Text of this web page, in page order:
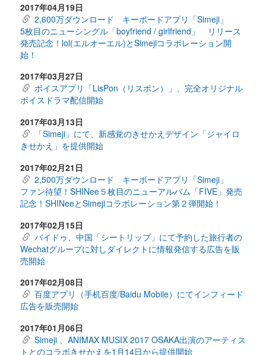
2017年04月19日
2,600万ダウンロード キーボードアプリ「Simeji」
5枚目のニューシングル「boyfriend / girlfriend」 リリース
発売記念！lol(エルオーエル)とSimejiコラボレーション開
始！
2017年03月27日
ボイスアプリ「LisPon（リスポン）」、完全オリジナル
ボイスドラマ配信開始
2017年03月13日
「Simeji」にて、新感覚のきせかえデザイン「ジャイロ
きせかえ」を提供開始
2017年02月21日
2,500万ダウンロード キーボードアプリ「Simeji」
ファン待望！SHINee５枚目のニューアルバム「FIVE」発売
記念！SHINeeとSimejiコラボレーション第２弾開始！
2017年02月15日
バイドゥ、中国「シートリップ」にて予約した旅行者の
Wechatグループに対しダイレクトに情報発信する広告を販
売開始
2017年02月08日
百度アプリ（手机百度/Baidu Mobile）にてインフィード
広告を販売開始
2017年01月06日
Simeji 、ANIMAX MUSIX 2017 OSAKA出演のアーティス
トとのコラボきせかえを1月14日から提供開始